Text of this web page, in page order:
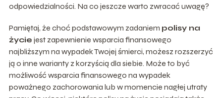
odpowiedzialności. Na co jeszcze warto zwracać uwagę?
Pamiętaj, że choć podstawowym zadaniem polisy na
życie jest zapewnienie wsparcia finansowego
najbliższym na wypadek Twojej śmierci, możesz rozszerzyć
ją o inne warianty z korzyścią dla siebie. Może to być
możliwość wsparcia finansowego na wypadek
poważnego zachorowania lub w momencie nagłej utraty